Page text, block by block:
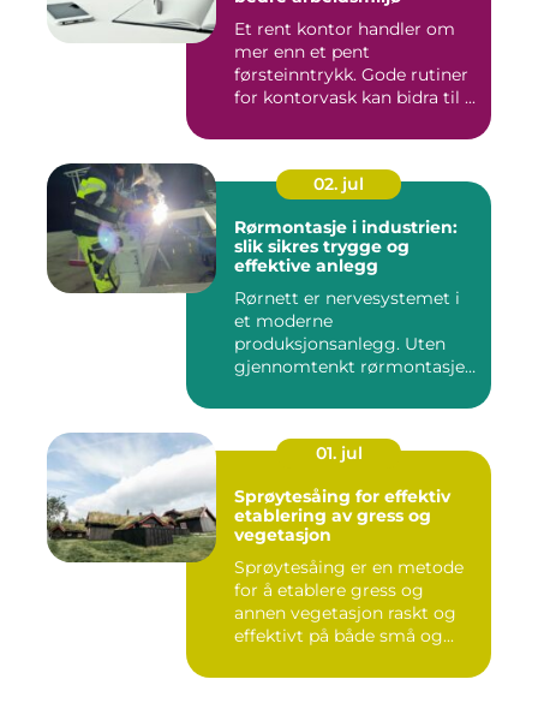
Et rent kontor handler om
mer enn et pent
førsteinntrykk. Gode rutiner
for kontorvask kan bidra til ...
02. jul
Rørmontasje i industrien:
slik sikres trygge og
effektive anlegg
Rørnett er nervesystemet i
et moderne
produksjonsanlegg. Uten
gjennomtenkt rørmontasje
01. jul
Sprøytesåing for effektiv
etablering av gress og
vegetasjon
Sprøytesåing er en metode
for å etablere gress og
annen vegetasjon raskt og
effektivt på både små og...